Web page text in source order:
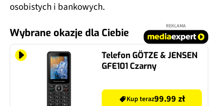
osobistych i bankowych.
Wybrane okazje dla Ciebie
REKLAMA
Telefon GÖTZE & JENSEN
GFE101 Czarny
Kup teraz99.99 zł